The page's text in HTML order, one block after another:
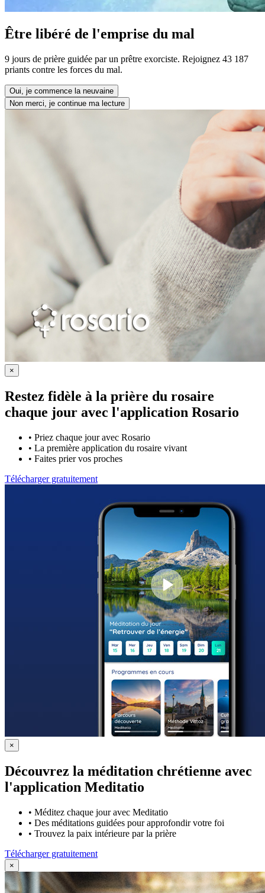
Être libéré de l'emprise du mal
9 jours de prière guidée par un prêtre exorciste. Rejoignez 43 187
priants contre les forces du mal.
Oui, je commence la neuvaine
Non merci, je continue ma lecture
×
Restez fidèle à la prière du rosaire
chaque jour avec l'application Rosario
• Priez chaque jour avec Rosario
• La première application du rosaire vivant
• Faites prier vos proches
Télécharger gratuitement
×
Découvrez la méditation chrétienne avec
l'application Meditatio
• Méditez chaque jour avec Meditatio
• Des méditations guidées pour approfondir votre foi
• Trouvez la paix intérieure par la prière
Télécharger gratuitement
×